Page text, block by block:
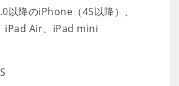
以降のiPhone（4S以降）、
iPad Air、iPad mini